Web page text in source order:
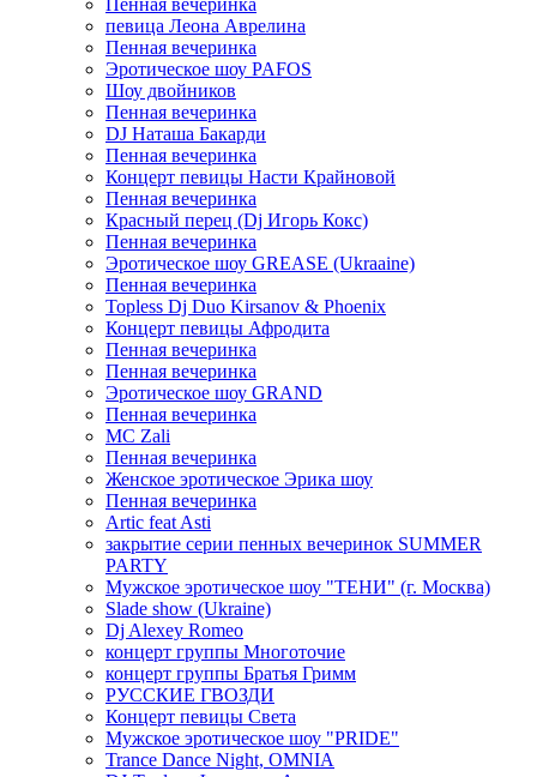
Пенная вечеринка
певица Леона Аврелина
Пенная вечеринка
Эротическое шоу PAFOS
Шоу двойников
Пенная вечеринка
DJ Наташа Бакарди
Пенная вечеринка
Концерт певицы Насти Крайновой
Пенная вечеринка
Красный перец (Dj Игорь Кокс)
Пенная вечеринка
Эротическое шоу GREASE (Ukraaine)
Пенная вечеринка
Topless Dj Duo Kirsanov & Phoenix
Концерт певицы Афродита
Пенная вечеринка
Пенная вечеринка
Эротическое шоу GRAND
Пенная вечеринка
MC Zali
Пенная вечеринка
Женское эротическое Эрика шоу
Пенная вечеринка
Artic feat Asti
закрытие серии пенных вечеринок SUMMER
PARTY
Мужское эротическое шоу "ТЕНИ" (г. Москва)
Slade show (Ukraine)
Dj Alexey Romeo
концерт группы Многоточие
концерт группы Братья Гримм
РУССКИЕ ГВОЗДИ
Концерт певицы Света
Мужское эротическое шоу "PRIDE"
Trance Dance Night, OMNIA